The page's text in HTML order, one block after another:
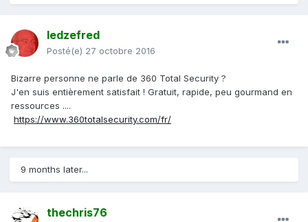
ledzefred
Posté(e) 27 octobre 2016
Bizarre personne ne parle de 360 Total Security ?
J'en suis entièrement satisfait ! Gratuit, rapide, peu gourmand en
ressources ....
https://www.360totalsecurity.com/fr/
9 months later...
thechris76